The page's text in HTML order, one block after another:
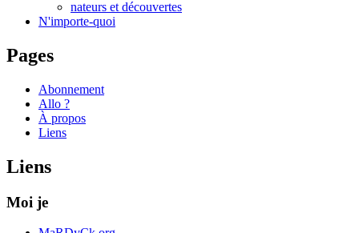
nateurs et découvertes
N'importe-quoi
Pages
Abonnement
Allo ?
À propos
Liens
Liens
Moi je